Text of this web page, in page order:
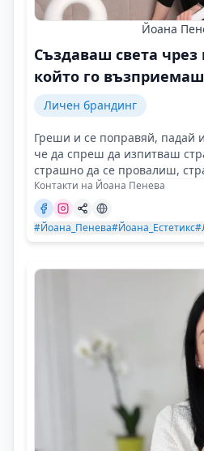
Йоана
Създаваш света
който го възприемаш
Личен брандинг
Греши и се поправяй, падай
че да спреш да изпитваш
страшно да се провалиш,
Контакти на Йоана Пенева
#Йоана_Пенева#Йоана_Естетикс